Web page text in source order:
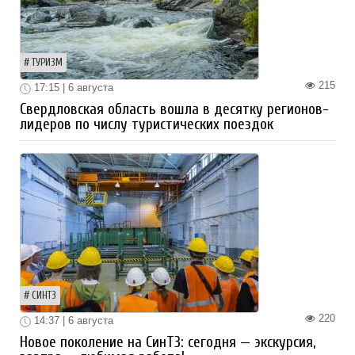
ТУРИЗМ
215
17:15 | 6 августа
Свердловская область вошла в десятку регионов-
лидеров по числу туристических поездок
СИНТЗ
220
14:37 | 6 августа
Новое поколение на СинТЗ: сегодня — экскурсия,